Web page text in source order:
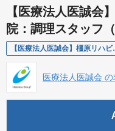
【医療法人医誠会
院：調理スタッフ（
【医療法人医誠
医療法人医誠会